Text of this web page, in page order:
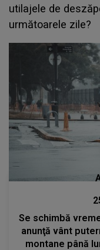
utilajele de
următoarele zile?
Se schimbă
anunţă vânt
montane până